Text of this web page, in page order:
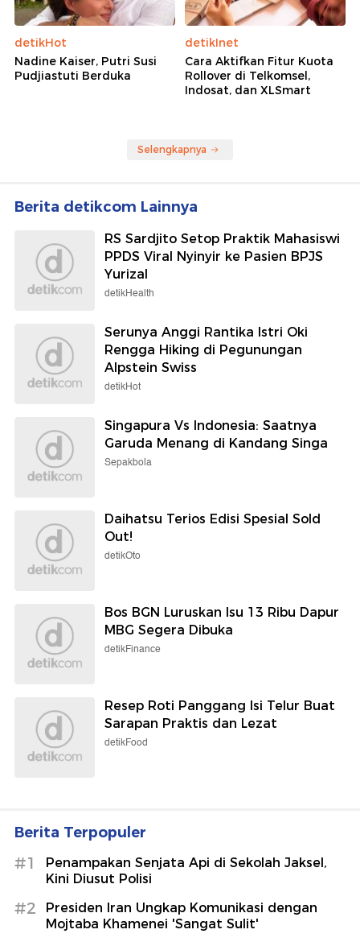
detikHot
Nadine Kaiser, Putri Susi
Pudjiastuti Berduka
detikInet
Cara Aktifkan Fitur Kuota
Rollover di Telkomsel,
Indosat, dan XLSmart
Selengkapnya
Berita detikcom Lainnya
RS Sardjito Setop Praktik Mahasiswi
PPDS Viral Nyinyir ke Pasien BPJS
Yurizal
detikHealth
Serunya Anggi Rantika Istri Oki
Rengga Hiking di Pegunungan
Alpstein Swiss
detikHot
Singapura Vs Indonesia: Saatnya
Garuda Menang di Kandang Singa
Sepakbola
Daihatsu Terios Edisi Spesial Sold
Out!
detikOto
Bos BGN Luruskan Isu 13 Ribu Dapur
MBG Segera Dibuka
detikFinance
Resep Roti Panggang Isi Telur Buat
Sarapan Praktis dan Lezat
detikFood
Berita Terpopuler
#1
Penampakan Senjata Api di Sekolah Jaksel,
Kini Diusut Polisi
#2
Presiden Iran Ungkap Komunikasi dengan
Mojtaba Khamenei 'Sangat Sulit'